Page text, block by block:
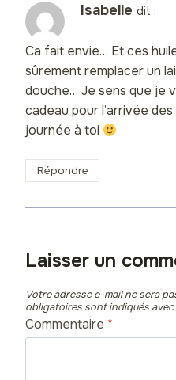
Isabelle dit :
Ca fait envie… Et ces
sûrement remplacer un
douche… Je sens que je
cadeau pour l’arrivée
journée à toi
Répondre
Laisser un
Votre adresse e-mail ne sera
obligatoires sont indiqués avec
Commentaire *